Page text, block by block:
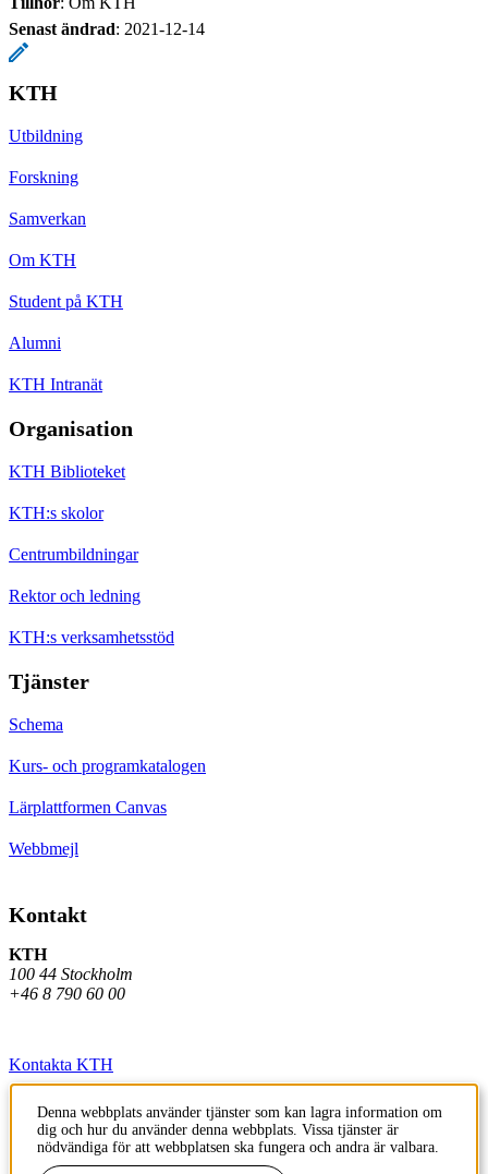
Senast ändrad: 2021-12-14
KTH
Utbildning
Forskning
Samverkan
Om KTH
Student på KTH
Alumni
KTH Intranät
Organisation
KTH Biblioteket
KTH:s skolor
Centrumbildningar
Rektor och ledning
KTH:s verksamhetsstöd
Tjänster
Schema
Kurs- och programkatalogen
Lärplattformen Canvas
Webbmejl
Kontakt
KTH
100 44 Stockholm
+46 8 790 60 00
Kontakta KTH
Jobba på KTH
Press och media
Denna webbplats använder tjänster som kan lagra information om
dig och hur du använder denna webbplats. Vissa tjänster är
nödvändiga för att webbplatsen ska fungera och andra är valbara.